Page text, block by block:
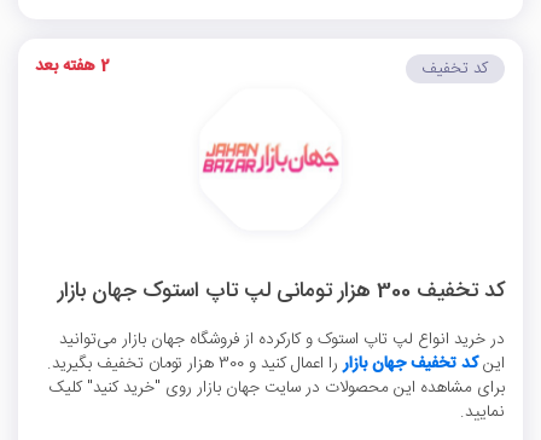
کد تخفیف 300 هزار تومانی لپ تاپ استوک جهان بازار
در خرید انواع لپ تاپ استوک و کارکرده از فروشگاه جهان بازار می‌توانید
اینکد تخفیف جهان بازار
را اعمال کنید و 300 هزار تومان تخفیف بگیرید.
برای مشاهده این محصولات در سایت جهان بازار روی "خرید کنید" کلیک
نمایید.
کد تخفیف 2 هفته بعد